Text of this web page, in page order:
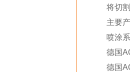
将切
主要
喷涂
德国
德国